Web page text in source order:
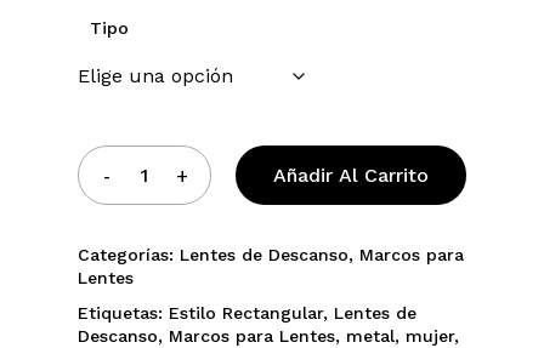
Tipo
Añadir Al Carrito
Categorías: Lentes de Descanso, Marcos para
Lentes
Etiquetas: Estilo Rectangular, Lentes de
Descanso, Marcos para Lentes, metal, mujer,